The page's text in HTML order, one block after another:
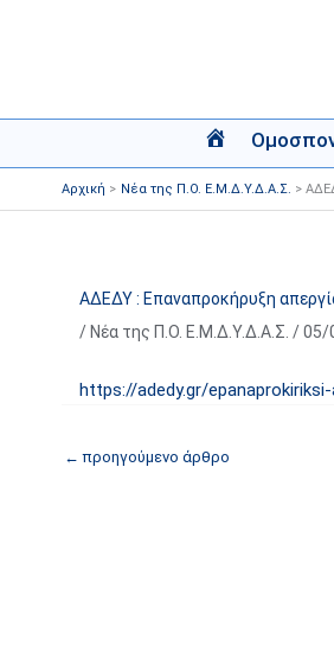
Α
ρ
χ
Αρχική Νέα της Π.Ο. Ε.Μ.Δ.Υ.Δ.Α.Σ.
ΑΔΕΔΥ : Επαναπροκήρυξη
/ Νέα της Π.Ο. Ε.Μ.Δ.Υ.Δ.Α.Σ. /05/
https://adedy.gr/
← προηγούμενο άρθρο